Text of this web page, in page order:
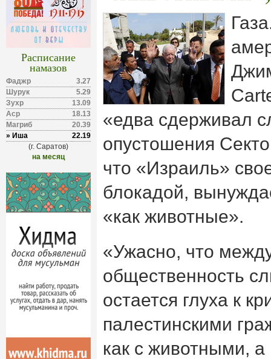
Расписание
намазов
Фаджр
3.27
Шурук
5.29
Зухр
13.09
Аср
18.13
Магриб
20.39
» Иша
22.19
(г. Саратов)
на месяц
«едва сдерживал
опустошения
что «Израиль»
блокадой,
«как животные».
«Ужасно, что
общественность
остается глуха к
палестинскими
как с животными,